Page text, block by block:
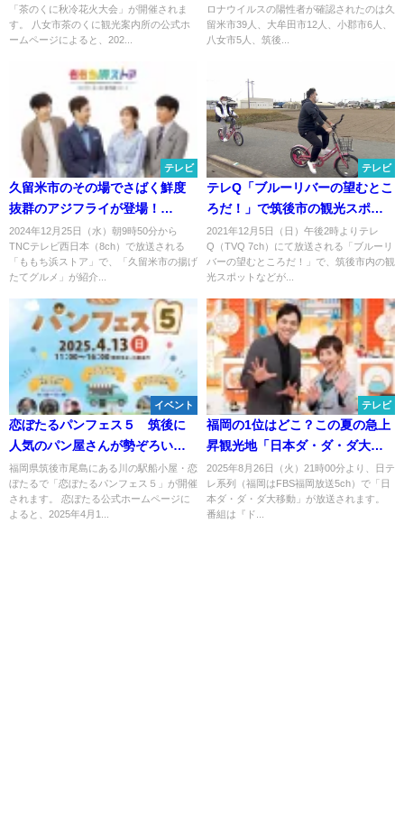
「茶のくに秋冷花火大会」が開催されま
す。 八女市茶のくに観光案内所の公式ホ
ームページによると、202...
日】
ロナウイルスの陽性者が確認されたのは久
留米市39人、大牟田市12人、小郡市6人、
八女市5人、筑後...
テレビ
久留米市のその場でさばく鮮度
抜群のアジフライが登場！
「TNCももち浜ストア」12月25
日放送
2024年12月25日（水）朝9時50分から
TNCテレビ西日本（8ch）で放送される
「ももち浜ストア」で、「久留米市の揚げ
たてグルメ」が紹介...
テレビ
テレQ「ブルーリバーの望むとこ
ろだ！」で筑後市の観光スポッ
トなどが取り上げられるみた
い。12月5日放送
2021年12月5日（日）午後2時よりテレ
Q（TVQ 7ch）にて放送される「ブルーリ
バーの望むところだ！」で、筑後市内の観
光スポットなどが...
イベント
恋ぼたるパンフェス５ 筑後に
人気のパン屋さんが勢ぞろい！
総勢55店舗が出店
福岡県筑後市尾島にある川の駅船小屋・恋
ぼたるで「恋ぼたるパンフェス５」が開催
されます。 恋ぼたる公式ホームページに
よると、2025年4月1...
テレビ
福岡の1位はどこ？この夏の急上
昇観光地「日本ダ・ダ・ダ大移
動」8月26日放送
2025年8月26日（火）21時00分より、日テ
レ系列（福岡はFBS福岡放送5ch）で「日
本ダ・ダ・ダ大移動」が放送されます。
番組は『ド...